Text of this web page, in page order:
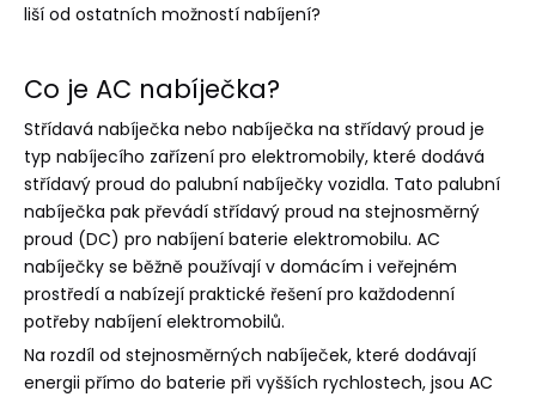
liší od ostatních možností nabíjení?
Co je AC nabíječka?
Střídavá nabíječka nebo nabíječka na střídavý proud je
typ nabíjecího zařízení pro elektromobily, které dodává
střídavý proud do palubní nabíječky vozidla. Tato palubní
nabíječka pak převádí střídavý proud na stejnosměrný
proud (DC) pro nabíjení baterie elektromobilu. AC
nabíječky se běžně používají v domácím i veřejném
prostředí a nabízejí praktické řešení pro každodenní
potřeby nabíjení elektromobilů.
Na rozdíl od stejnosměrných nabíječek, které dodávají
energii přímo do baterie při vyšších rychlostech, jsou AC